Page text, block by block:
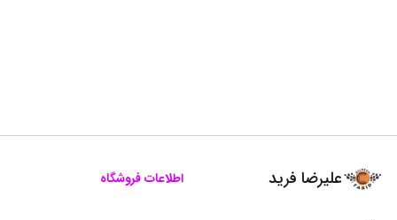
علیرضا فرید اطلاعات فروشگاه